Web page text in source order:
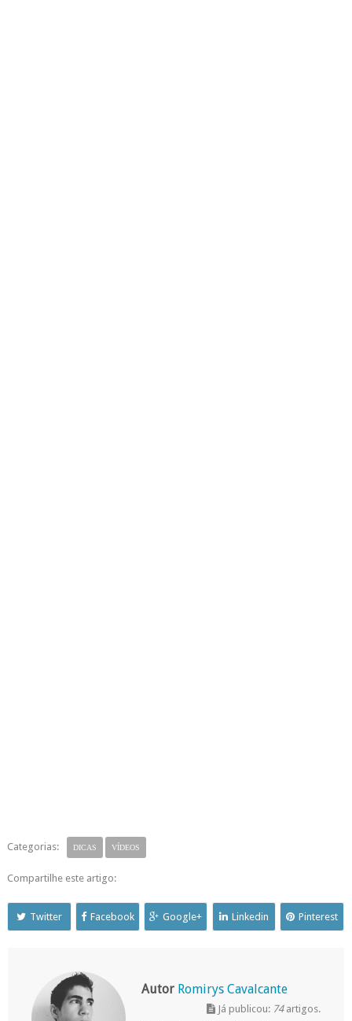
Categorias: DICAS VÍDEOS
Compartilhe este artigo:
Twitter Facebook Google+ Linkedin Pinterest
Autor Romirys Cavalcante
Já publicou: 74artigos.